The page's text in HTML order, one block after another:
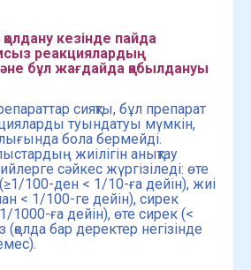
кезінде пайда
реакциялардың
бұл жағдайда қабылдануы
сияқты, бұл препарат
туындатуы мүмкін,
бола бермейді.
жиілігін анықтау
сәйкес жүргізіледі: өте
100-ден < 1/10-ға дейін), жиі
< 1/100-ге дейін), сирек
1000-ға дейін), өте сирек (<
(қолда бар деректер негізінде